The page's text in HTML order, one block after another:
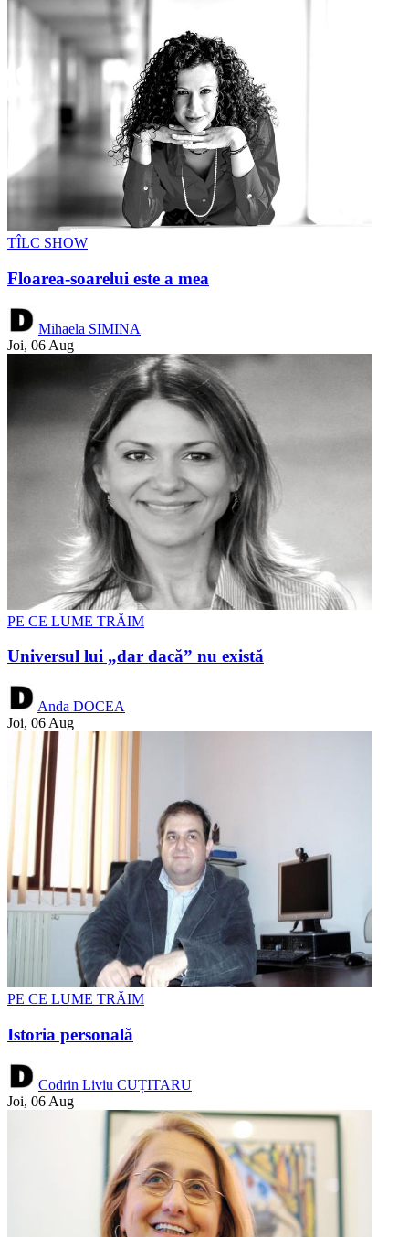
TÎLC SHOW
Floarea-soarelui este a mea
Mihaela SIMINA
Joi, 06 Aug
PE CE LUME TRĂIM
Universul lui „dar dacă” nu există
Anda DOCEA
Joi, 06 Aug
PE CE LUME TRĂIM
Istoria personală
Codrin Liviu CUȚITARU
Joi, 06 Aug